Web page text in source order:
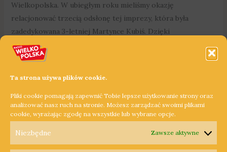
Ta strona używa plików cookie.
Pliki cookie pomagają zapewnić Tobie lepsze użytkowanie strony oraz
analizować nasz ruch na stronie. Możesz zarządzać swoimi plikami
cookie, wyrażając zgodę na wszystkie lub wybrane opcje.
Niezbędne Zawsze aktywne
Wielkopolska. W ubiegłym roku mieliśmy okazję
relacjonować trzecią odsłonę tej imprezy, która była
zadedykowana 3-letniej Martynce Kubiś. Dzięki
mieszkańcom Ryczywołu i okolic oraz wsparciu
dobroczyńców udało się wówczas zebrać na rzecz
będzie w tym roku? IV edycja Mocy Muzyki już 10 czerwca o
11 na polanie przy ulicy Leśnej Ryczywole
Dowiedz się więcej »